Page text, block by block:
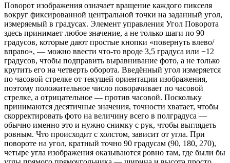
Поворот изображения означает вращение каждого пикселя
вокруг фиксированной центральной точки на заданный угол,
измеряемый в градусах. Элемент управления Угол Поворота
здесь принимает любое значение, а не только шаги по 90
градусов, которые дают простые кнопки «повернуть влево/
вправо», — можно ввести что-то вроде 3,5 градуса или −12
градусов, чтобы подправить выравнивание фото, а не только
крутить его на четверть оборота. Введённый угол измеряется
по часовой стрелке от текущей ориентации изображения,
поэтому положительное число поворачивает по часовой
стрелке, а отрицательное — против часовой. Поскольку
принимаются десятичные значения, точности хватает, чтобы
скорректировать фото на величину всего в полградуса —
обычно именно это и нужно снимку с рук, чтобы выглядеть
ровным. Что происходит с холстом, зависит от угла. При
повороте на угол, кратный точно 90 градусам (90, 180, 270),
четыре угла изображения оказываются ровно там, где были бы